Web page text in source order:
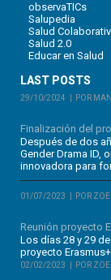
observaTICs
Salupedia
Salud
Salud 2.0
Educar en Salud
LAST POSTS
29/10/2024 POR
Finalización del
Después de dos
Gender Drama ID,
innovadora para
01/07/2023 POR
Reunión proyecto
Los días 28 y 29
proyecto Erasmus+
02/02/2023 POR